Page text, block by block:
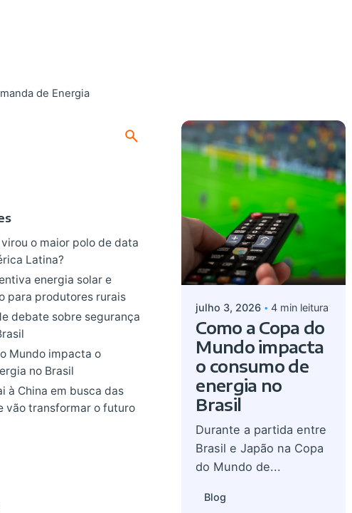
de Energia
o maior polo de data
Latina?
energia solar e
para produtores rurais
debate sobre segurança
Mundo impacta o
no Brasil
à China em busca das
vão transformar o futuro
Postado por
Giovanna Alves
julho 3, 2026 4 min leitura
Como a Copa do
Mundo impacta
o consumo de
energia no
Brasil
Durante a partida entre
Brasil e Japão na Copa
do Mundo de...
Blog